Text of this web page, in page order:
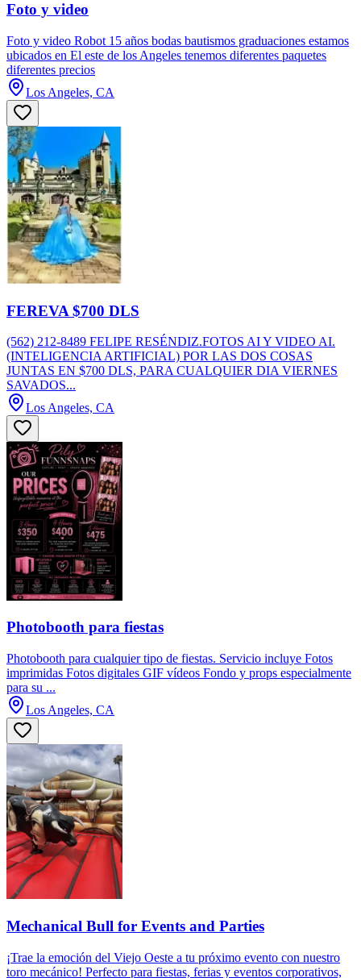
Foto y video
Foto y video Robot 15 años bodas bautismos graduaciones estamos
ubicados en El este de los Angeles tenemos diferentes paquetes
diferentes precios
Los Angeles, CA
FEREVA $700 DLS
(562) 212-8489 FELIPE RESÉNDIZ.FOTOS AI Y VIDEO AI.
(INTELIGENCIA ARTIFICIAL) POR LAS DOS COSAS
JUNTAS EN $700 DLS, PARA CUALQUIER DIA VIERNES
SAVADOS...
Los Angeles, CA
Photobooth para fiestas
Photobooth para cualquier tipo de fiestas. Servicio incluye Fotos
imprimidas Fotos digitales GIF vídeos Fondo y props especialmente
para su ...
Los Angeles, CA
Mechanical Bull for Events and Parties
¡Trae la emoción del Viejo Oeste a tu próximo evento con nuestro
toro mecánico! Perfecto para fiestas, ferias y eventos corporativos,